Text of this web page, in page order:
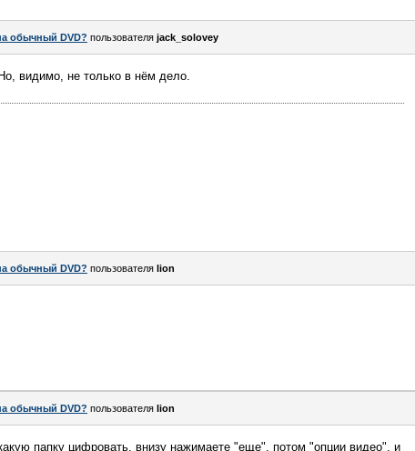
обычный DVD? пользователя jack_solovey
видимо, не только в нём дело.
обычный DVD? пользователя lion
обычный DVD? пользователя lion
папку цифровать, внизу нажимаете "еще", потом "опции видео", и